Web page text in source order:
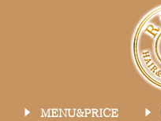
MENU&PRICE